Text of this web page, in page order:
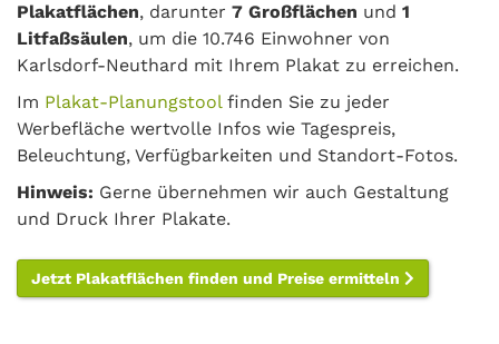
Plakatflächen, darunter 7 Großflächen und 1
Litfaßsäulen, um die 10.746 Einwohner von
Karlsdorf-Neuthard mit Ihrem Plakat zu erreichen.
Im Plakat-Planungstoolfinden Sie zu jeder
Werbefläche wertvolle Infos wie Tagespreis,
Beleuchtung, Verfügbarkeiten und Standort-Fotos.
Hinweis: Gerne übernehmen wir auch Gestaltung
und Druck Ihrer Plakate.
Jetzt Plakatflächen finden und Preise ermitteln